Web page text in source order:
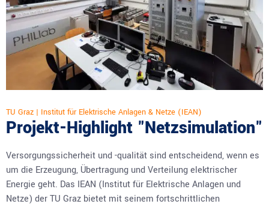
TU Graz | Institut für Elektrische Anlagen & Netze (IEAN)
Projekt-Highlight "Netzsimulation"
Versorgungssicherheit und -qualität sind entscheidend, wenn es
um die Erzeugung, Übertragung und Verteilung elektrischer
Energie geht. Das IEAN (Institut für Elektrische Anlagen und
Netze) der TU Graz bietet mit seinem fortschrittlichen